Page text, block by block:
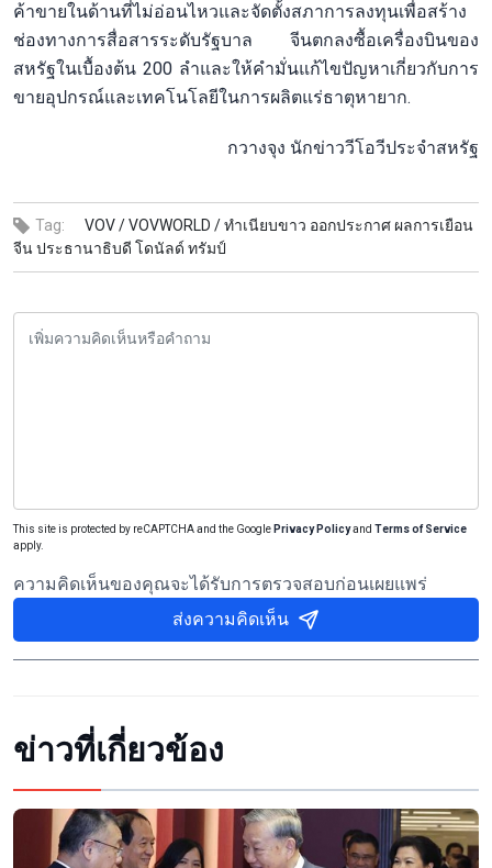
ค้าขายในด้านที่ไม่อ่อนไหวและจัดตั้งสภาการลงทุนเพื่อสร้าง
ช่องทางการสื่อสารระดับรัฐบาล จีนตกลงซื้อเครื่องบินของ
สหรัฐในเบื้องต้น 200 ลำและให้คำมั่นแก้ไขปัญหาเกี่ยวกับการ
ขายอุปกรณ์และเทคโนโลยีในการผลิตแร่ธาตุหายาก.
กวางจุง นักข่าววีโอวีประจำสหรัฐ
Tag: VOV /VOVWORLD /ทำเนียบขาว ออกประกาศ ผลการเยือน
จีน ประธานาธิบดี โดนัลด์ ทรัมป์
This site is protected by reCAPTCHA and the Google Privacy Policyand Terms of Service
apply.
ความคิดเห็นของคุณจะได้รับการตรวจสอบก่อนเผยแพร่
ส่งความคิดเห็น
ข่าวที่เกี่ยวข้อง